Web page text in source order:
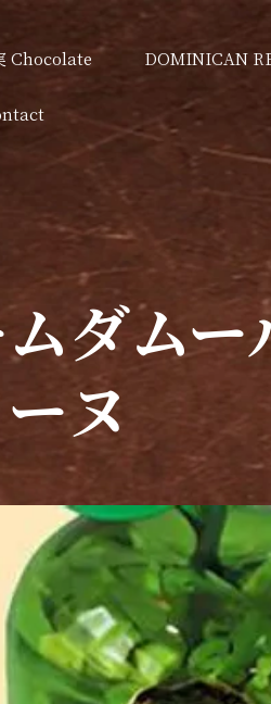
Chocolate DOMINICAN
ダムー
ヌ